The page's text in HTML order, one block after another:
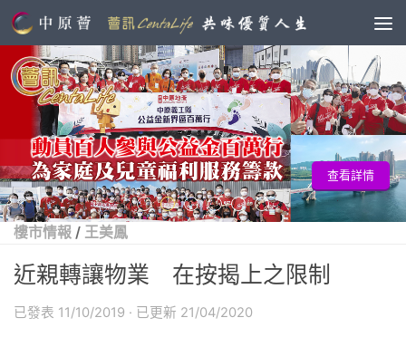
查看詳情
樓市情報 / 王美鳳
近親轉讓物業 在按揭上之限制
已發表 11/10/2019 · 已更新 21/04/2020